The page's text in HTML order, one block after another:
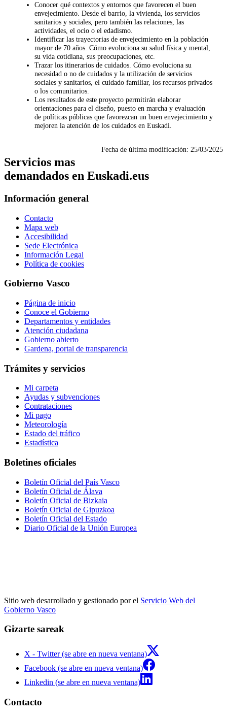
Conocer qué contextos y entornos que favorecen el buen
envejecimiento. Desde el barrio, la vivienda, los servicios
sanitarios y sociales, pero también las relaciones, las
actividades, el ocio o el edadismo.
Identificar las trayectorias de envejecimiento en la población
mayor de 70 años. Cómo evoluciona su salud física y mental,
su vida cotidiana, sus preocupaciones, etc.
Trazar los itinerarios de cuidados. Cómo evoluciona su
necesidad o no de cuidados y la utilización de servicios
sociales y sanitarios, el cuidado familiar, los recursos privados
o los comunitarios.
Los resultados de este proyecto permitirán elaborar
orientaciones para el diseño, puesto en marcha y evaluación
de políticas públicas que favorezcan un buen envejecimiento y
mejoren la atención de los cuidados en Euskadi.
Fecha de última modificación: 25/03/2025
Servicios mas
demandados en Euskadi.eus
Información general
Contacto
Mapa web
Accesibilidad
Sede Electrónica
Información Legal
Política de cookies
Gobierno Vasco
Página de inicio
Conoce el Gobierno
Departamentos y entidades
Atención ciudadana
Gobierno abierto
Gardena, portal de transparencia
Trámites y servicios
Mi carpeta
Ayudas y subvenciones
Contrataciones
Mi pago
Meteorología
Estado del tráfico
Estadística
Boletines oficiales
Boletín Oficial del País Vasco
Boletín Oficial de Álava
Boletín Oficial de Bizkaia
Boletín Oficial de Gipuzkoa
Boletín Oficial del Estado
Diario Oficial de la Unión Europea
Sitio web desarrollado y gestionado por el Servicio Web del
Gobierno Vasco
Gizarte sareak
X - Twitter (se abre en nueva ventana)
Facebook (se abre en nueva ventana)
Linkedin (se abre en nueva ventana)
Contacto